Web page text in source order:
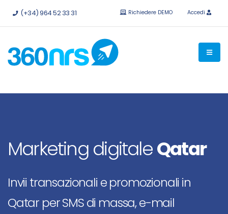
Provalo gratis senza impegno.API e integrazioni disponibili.
(+34) 964 52 33 31 Richiedere DEMO Accedi
Marketing digitaleQatar
Invii transazionali e promozionali in
Qatar per SMS di massa, e-mail